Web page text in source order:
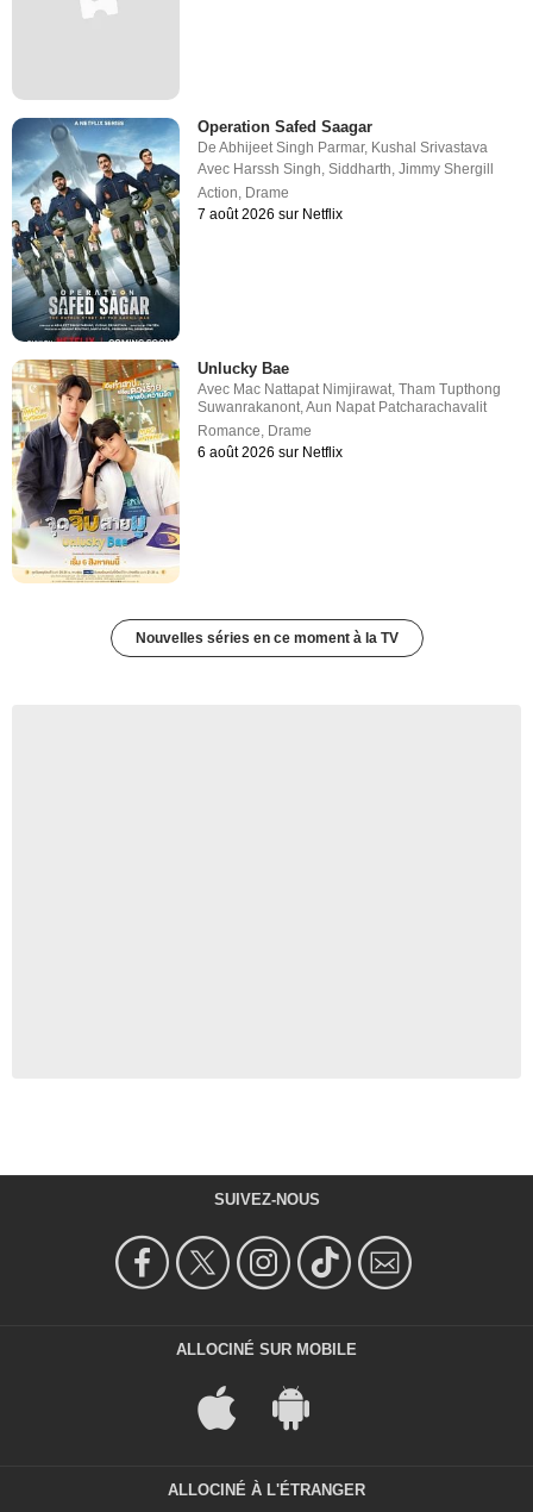
Operation Safed Saagar
DeAbhijeet Singh Parmar, Kushal Srivastava
Avec Harssh Singh ,Siddharth ,Jimmy Shergill
Action Drame
7 août 2026 sur Netflix
Unlucky Bae
Avec Mac Nattapat Nimjirawat,Tham Tupthong
Suwanrakanont,Aun Napat Patcharachavalit
Romance, Drame
6 août 2026 sur Netflix
Nouvelles séries en ce moment à la TV
SUIVEZ-NOUS
ALLOCINÉ SUR MOBILE
ALLOCINÉ À L'ÉTRANGER